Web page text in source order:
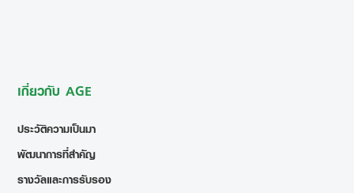
เกี่ยวกับ AGE
ประวัติความเป็นมา
พัฒนาการที่สำคัญ
รางวัลและการรับรอง